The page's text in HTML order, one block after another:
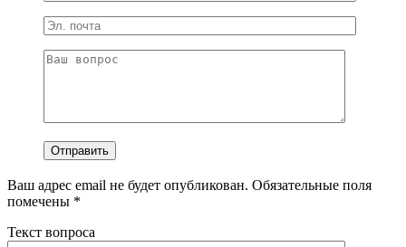
Ваш адрес email не будет опубликован. Обязательные поля
помечены *
Текст вопроса